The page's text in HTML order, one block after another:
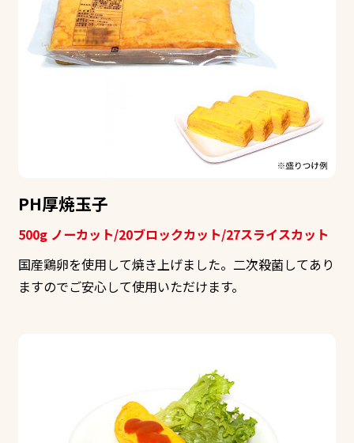
PH厚焼玉子
500g ノーカット/20ブロックカット/27スライスカット
国産鶏卵を使用して焼き上げました。二次殺菌してあり
ますのでご安心して使用いただけます。